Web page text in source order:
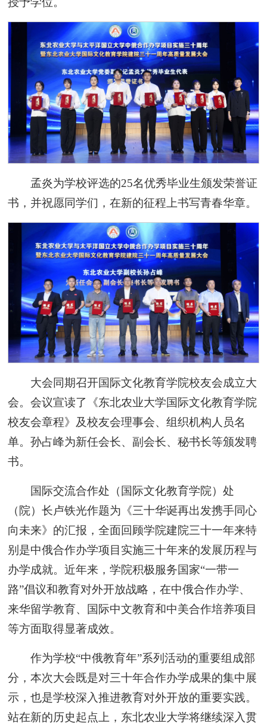
孟炎为学校评选的25名优秀毕业生颁发荣誉证
书，并祝愿同学们，在新的征程上书写青春华章。
大会同期召开国际文化教育学院校友会成立大
会。会议宣读了《东北农业大学国际文化教育学院
校友会章程》及校友会理事会、组织机构人员名
单。孙占峰为新任会长、副会长、秘书长等颁发聘
书。
国际交流合作处（国际文化教育学院）处
（院）长卢铁光作题为《三十华诞再出发携手同心
向未来》的汇报，全面回顾学院建院三十一年来特
别是中俄合作办学项目实施三十年来的发展历程与
办学成就。近年来，学院积极服务国家“一带一
路”倡议和教育对外开放战略，在中俄合作办学、
来华留学教育、国际中文教育和中美合作培养项目
等方面取得显著成效。
作为学校“中俄教育年”系列活动的重要组成部
分，本次大会既是对三十年合作办学成果的集中展
示，也是学校深入推进教育对外开放的重要实践。
站在新的历史起点上，东北农业大学将继续深入贯